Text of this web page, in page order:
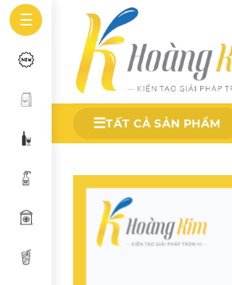
Bỏ
qua
dung
☰TẤT CẢ SẢN PHẨM
☰